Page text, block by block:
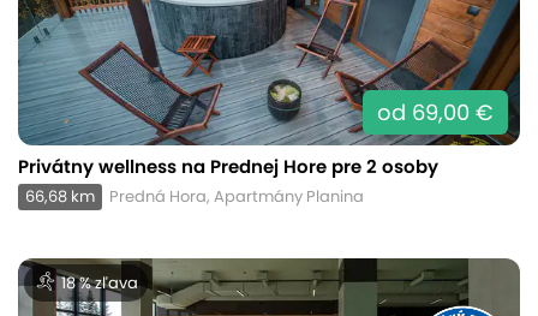
od 69,00 €
Privátny wellness na Prednej Hore pre 2 osoby
66,68 km Predná Hora, Apartmány Planina
18 % zľava